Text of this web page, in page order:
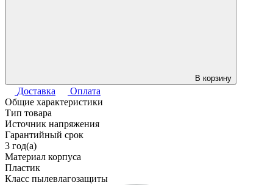
В корзину
Доставка
Оплата
Общие характеристики
Тип товара
Источник напряжения
Гарантийный срок
3 год(а)
Материал корпуса
Пластик
Класс пылевлагозащиты